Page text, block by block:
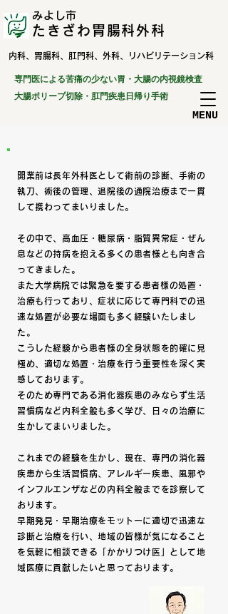
みよし市
​内科、胃腸科、肛門科、外科、リハビリテーション科
たきざわ胃腸科外科
​MENU
専門医による苦痛の少ない胃・大腸の内視鏡検査
​大腸ポリープ切除・肛門疾患日帰り手術
開業前は長年外科医として術前の診断、手術の
執刀、術後の管理、退院後の通院治療まで一貫
して携わってまいりました。
その中で、高血圧・糖尿病・脂質異常症・ぜん
息などの持病を抱える多くの患者様とも向き合
ってきました。
​また大学病院では緊急を要する患者様の処置・
治療も行っており、症状に応じて専門科での迅
速な処置が必要な場面も多く経験いたしまし
た。
こうした経験から患者様の全身状態を的確に見
極め、適切な処置・治療を行う重要性を深く実
感しております。
そのため専門である消化器疾患のみならず生活
習慣病など内科全般も多く学び、日々の治療に
生かしてまいりました。
これまでの経験を生かし、現在、専門の消化器
疾患から生活習慣病、アレルギー疾患、風邪や
インフルエンザなどの内科全般までを診察して
おります。
早期発見・早期治療をモットーに適切で迅速な
診断と治療を行い、地域の皆様が気になること
を気軽に相談できる「かかりつけ医」として地
域医療に貢献したいと思っております。